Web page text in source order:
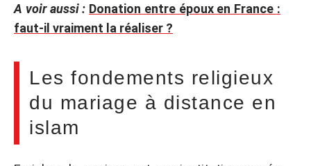
A voir aussi : Donation entre époux en France :
faut-il vraiment la réaliser ?
Les fondements religieux
du mariage à distance en
islam